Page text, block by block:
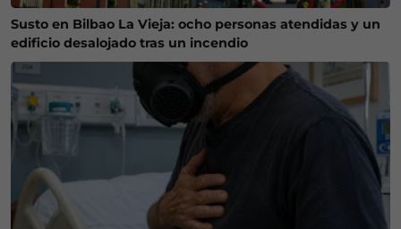
Susto en Bilbao La Vieja: ocho personas atendidas y un
edificio desalojado tras un incendio